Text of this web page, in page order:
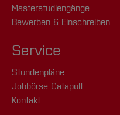
Masterstudiengänge
Bewerben & Einschreiben
Service
Stundenpläne
Jobbörse Catapult
Kontakt